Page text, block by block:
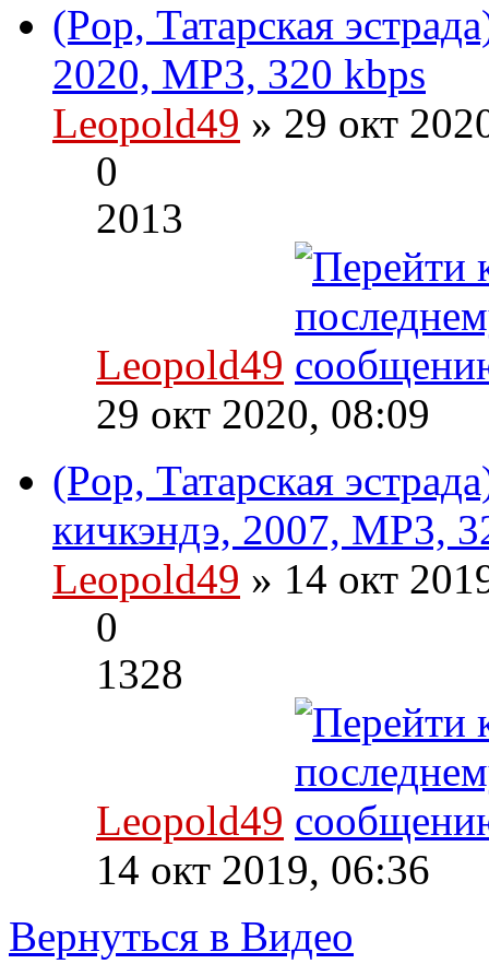
(Pop, Татарская
2020, MP3, 320 kbps
Leopold49 » 29 окт
0
2013
Leopold49
29 окт 2020, 08:09
(Pop, Татарская
кичкэндэ, 2007, MP3,
Leopold49 » 14 окт
0
1328
Leopold49
14 окт 2019, 06:36
Вернуться в Видео